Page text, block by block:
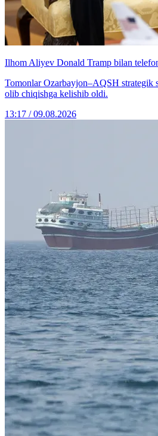
Ilhom Aliyev Donald Tramp bilan
Tomonlar Ozarbayjon–AQSH strategik
olib chiqishga kelishib oldi.
13:17 / 09.08.2026